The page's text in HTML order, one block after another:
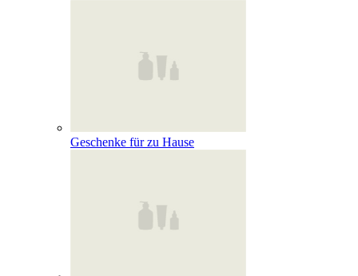
Geschenke für zu Hause